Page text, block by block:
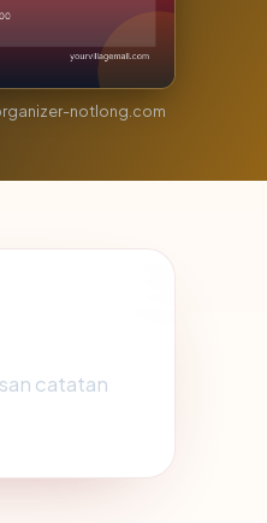
notlong.com
catatan